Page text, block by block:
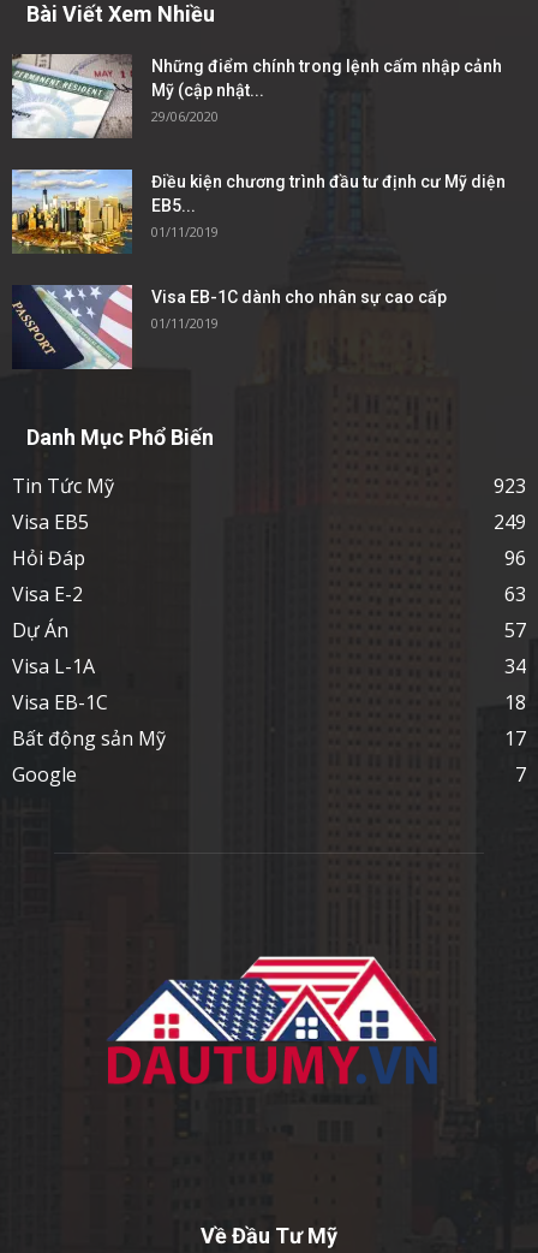
Bài Viết Xem Nhiều
Những điểm chính trong lệnh cấm nhập cảnh
Mỹ (cập nhật...
29/06/2020
Điều kiện chương trình đầu tư định cư Mỹ diện
EB5...
01/11/2019
Visa EB-1C dành cho nhân sự cao cấp
01/11/2019
Danh Mục Phổ Biến
Tin Tức Mỹ
923
Visa EB5
249
Hỏi Đáp
96
Visa E-2
63
Dự Án
57
Visa L-1A
34
Visa EB-1C
18
Bất động sản Mỹ
17
Google
7
Về Đầu Tư Mỹ